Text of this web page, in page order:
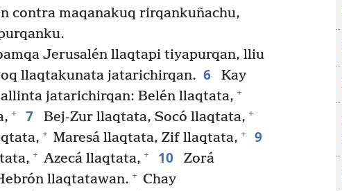
contra maqanakuq rirqankuñachu,
Jerusalén llaqtapi tiyapurqan, lliu
llaqtakunata jatarichirqan. 6
Kay
jatarichirqan: Belén llaqtata, +
+ 7 Bej-Zur llaqtata, Socó llaqtata, +
+ Maresá llaqtata, Zif llaqtata, + 9
+ Azecá llaqtata, + 10
Zorá
llaqtatawan. + Chay